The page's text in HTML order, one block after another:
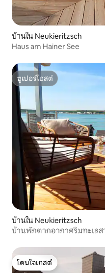
บ้านใน Neukieritzsch
Haus am Hainer See
ซูเปอร์โฮสต์
ซูเปอร์โฮสต์
บ้านใน Neukieritzsch
บ้านพักตากอากาศริมทะเลส
โดนใจเกสต์
โดนใจเกสต์